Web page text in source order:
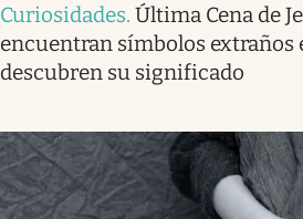
Curiosidades. Última Cena de
encuentran símbolos extraños
descubren su significado